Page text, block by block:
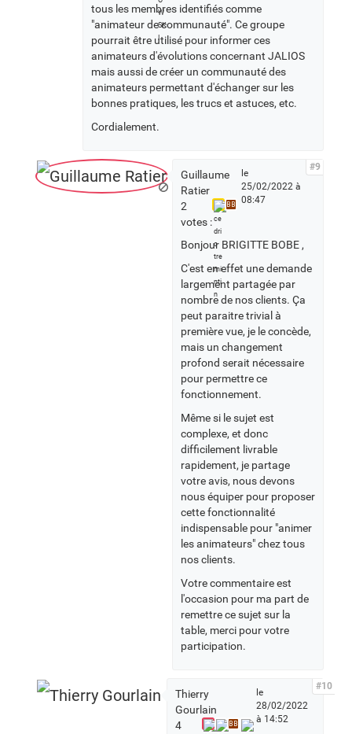
tous les membres identifiés comme
"animateur de communauté". Ce groupe
pourrait être utilisé pour informer ces
animateurs d'évolutions concernant JALIOS
mais aussi de créer un communauté des
animateurs permettant d'échanger sur les
bonnes pratiques, les trucs et astuces, etc.
Cordialement.
Guillaume
Ratier
2
votes :
BB
le
25/02/2022 à
08:47
#9
Bonjour BRIGITTE BOBE ,
C'est en effet une demande
largement partagée par
nombre de nos clients. Ça
peut paraitre trivial à
première vue, je le concède,
mais un changement
profond serait nécessaire
pour permettre ce
fonctionnement.
Même si le sujet est
complexe, et donc
difficilement livrable
rapidement, je partage
votre avis, nous devons
nous équiper pour proposer
cette fonctionnalité
indispensable pour "animer
les animateurs" chez tous
nos clients.
Votre commentaire est
l'occasion pour ma part de
remettre ce sujet sur la
table, merci pour votre
participation.
Thierry
Gourlain
4
BB
le
28/02/2022
à 14:52
#10